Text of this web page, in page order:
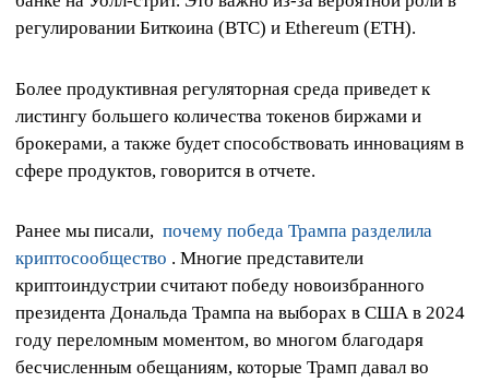
регулировании Биткоина (BTC) и Ethereum (ETH).
Более продуктивная регуляторная среда приведет к
листингу большего количества токенов биржами и
брокерами, а также будет способствовать инновациям в
сфере продуктов, говорится в отчете.
Ранее мы писали, почему победа Трампа разделила
криптосообщество . Многие представители
криптоиндустрии считают победу новоизбранного
президента Дональда Трампа на выборах в США в 2024
году переломным моментом, во многом благодаря
бесчисленным обещаниям, которые Трамп давал во